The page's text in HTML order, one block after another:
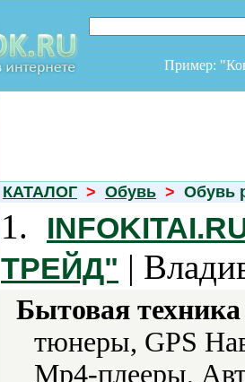
Пример:
КАТАЛОГ > Обувь > Обувь
1.
ТРЕЙД" |
Бытовая
тюнеры, GPS
Mp4-плееры,